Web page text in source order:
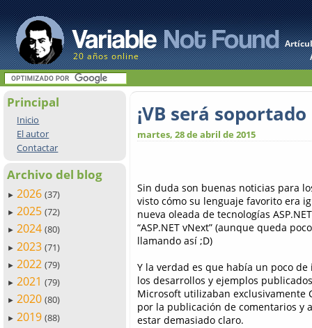
20 años online
Principal
Inicio
El autor
Contactar
Archivo del blog
► 2026 (37)
► 2025 (72)
► 2024 (80)
► 2023 (71)
► 2022 (79)
► 2021 (79)
► 2020 (80)
► 2019 (88)
¡VB será soportado
martes, 28 de abril de 2015
Sin duda son buenas noticias para
visto cómo su lenguaje favorito era
nueva oleada de tecnologías
“ASP.NET vNext” (aunque queda
llamando así ;D)
Y la verdad es que había un poco
los desarrollos y ejemplos
Microsoft utilizaban exclusivamente
por la publicación de comentarios y
estar demasiado claro.